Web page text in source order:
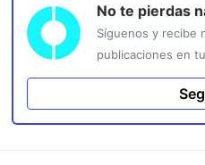
No te pierdas
Síguenos y recibe
publicaciones en